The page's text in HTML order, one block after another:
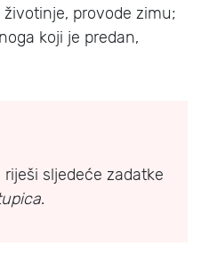
provode zimu;
koji je predan,
sljedeće zadatke
.